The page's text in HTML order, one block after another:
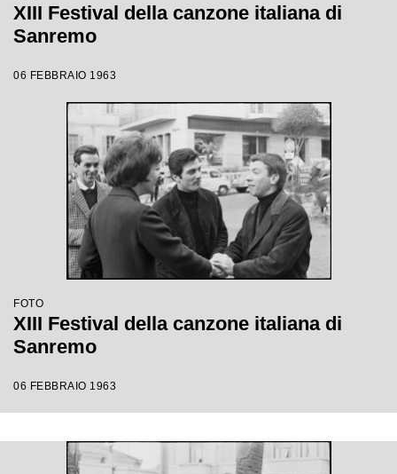
XIII Festival della canzone italiana di
Sanremo
06 FEBBRAIO 1963
FOTO
XIII Festival della canzone italiana di
Sanremo
06 FEBBRAIO 1963